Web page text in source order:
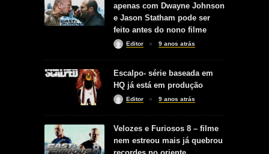
apenas com Dwayne Johnson
e Jason Statham pode ser
feito antes do nono filme
Editor 9 anos atrás
Escalpo- série baseada em
HQ já está em produção
Editor 9 anos atrás
Velozes e Furiosos 8 – filme
nem estreou mais já quebrou